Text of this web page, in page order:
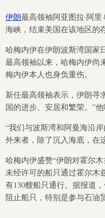
伊朗最高领袖阿亚图拉·阿
海峡，结束美国在该地区的
哈梅内伊在伊朗波斯湾国家
最高领袖以来，哈梅内伊尚
梅内伊本人也身负重伤。
新任最高领袖表示，伊朗寻
国的进步、安居和繁荣。”
“我们与波斯湾和阿曼海沿
外来者，除了沉入海底，在
哈梅内伊盛赞“伊朗对霍尔
未经许可的船只通过霍尔木
有130艘船只通行。据报道
阻止船只，特别是参与石油